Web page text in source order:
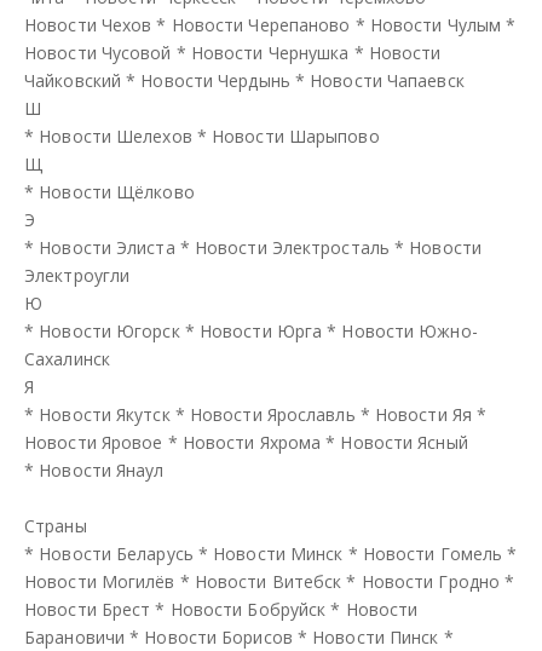
Новости Чехов * Новости Черепаново * Новости Чулым *
Новости Чусовой * Новости Чернушка * Новости
Чайковский * Новости Чердынь * Новости Чапаевск
Ш
* Новости Шелехов * Новости Шарыпово
Щ
* Новости Щёлково
Э
* Новости Элиста * Новости Электросталь * Новости
Электроугли
Ю
* Новости Югорск * Новости Юрга * Новости Южно-
Сахалинск
Я
* Новости Якутск * Новости Ярославль * Новости Яя *
Новости Яровое * Новости Яхрома * Новости Ясный
* Новости Янаул
Страны
* Новости Беларусь * Новости Минск * Новости Гомель *
Новости Могилёв * Новости Витебск * Новости Гродно *
Новости Брест * Новости Бобруйск * Новости
Барановичи * Новости Борисов * Новости Пинск *